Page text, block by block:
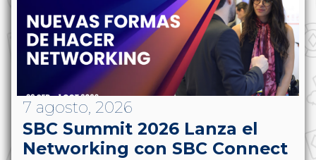
7 agosto, 2026
SBC Summit 2026 Lanza el
Networking con SBC Connect